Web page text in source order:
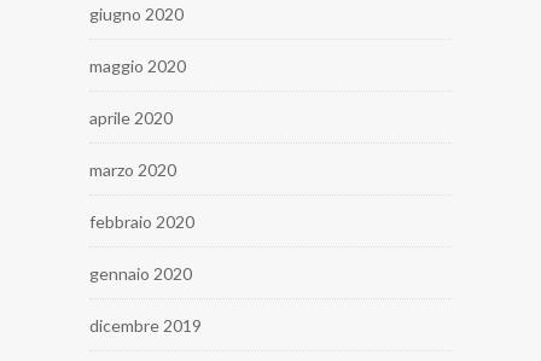
giugno 2020
maggio 2020
aprile 2020
marzo 2020
febbraio 2020
gennaio 2020
dicembre 2019